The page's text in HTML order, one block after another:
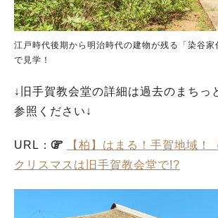
江戸時代後期から明治時代の建物が残る「染谷家
で見学！
↓旧手賀教会堂の詳細は過去のまちっ
参照ください↓
URL：
【柏】はまる！手賀地域！
クリスマスは旧手賀教会堂で!?